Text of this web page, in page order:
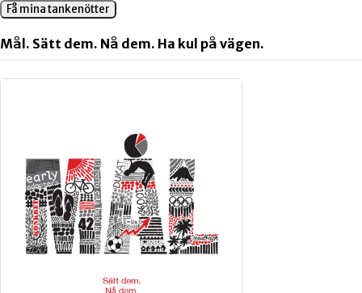
Få mina tankenötter
Mål. Sätt dem. Nå dem. Ha kul på vägen.